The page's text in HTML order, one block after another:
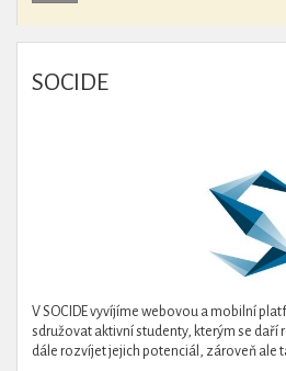
SOCIDE
V SOCIDE vyvíjíme webovou a mobilní
sdružovat aktivní studenty, kterým se daří
dále rozvíjet jejich potenciál, zároveň ale